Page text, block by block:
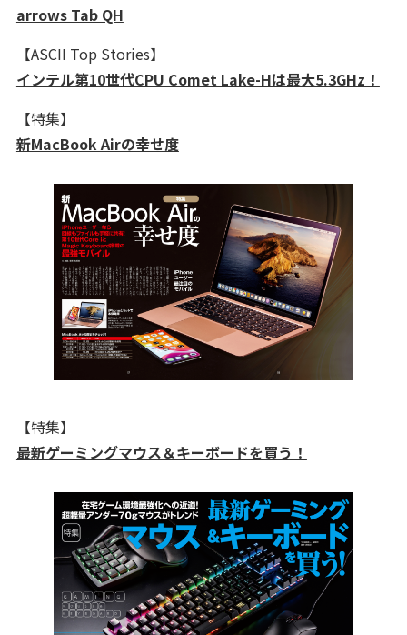
arrows Tab QH
【ASCII Top Stories】
インテル第10世代CPU Comet Lake-Hは最大5.3GHz！
【特集】
新MacBook Airの幸せ度
【特集】
最新ゲーミングマウス＆キーボードを買う！